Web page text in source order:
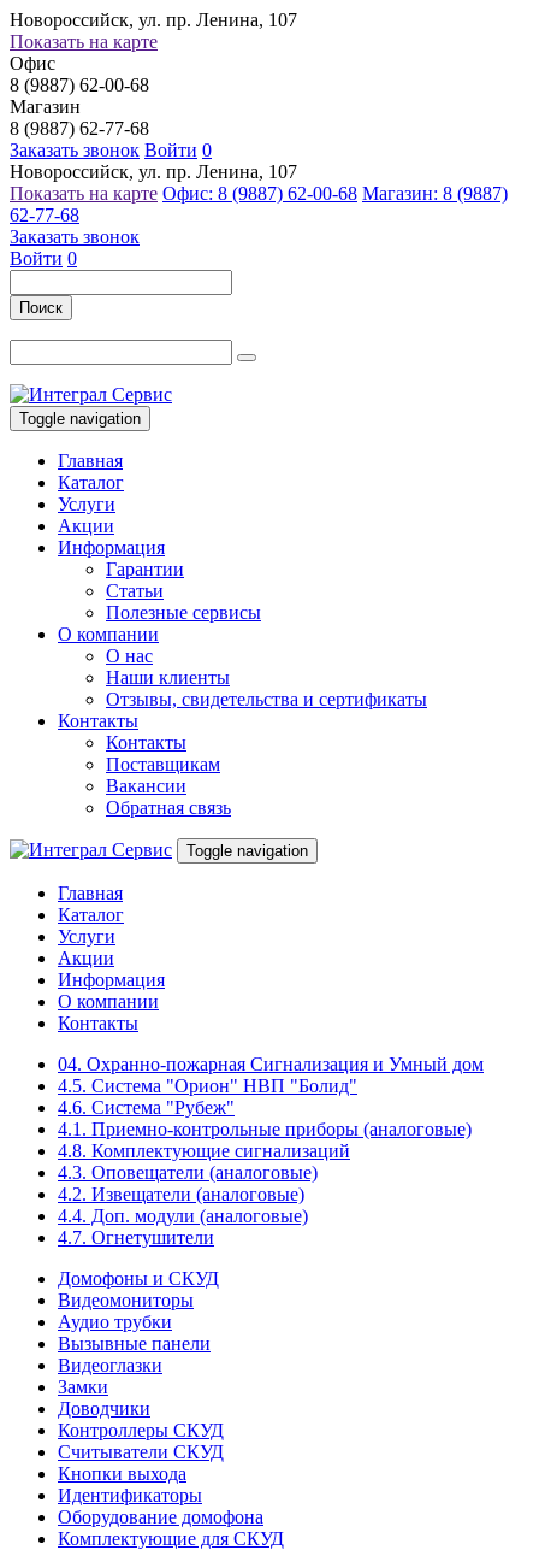
Новороссийск, ул. пр. Ленина, 107
Показать на карте
Офис
8 (9887) 62-00-68
Магазин
8 (9887) 62-77-68
Заказать звонок Войти 0
Новороссийск, ул. пр. Ленина, 107
Показать на карте Офис: 8 (9887) 62-00-68 Магазин: 8 (9887)
62-77-68
Заказать звонок
Войти 0
Поиск
Toggle navigation
Главная
Каталог
Услуги
Акции
Информация
Гарантии
Статьи
Полезные сервисы
О компании
О нас
Наши клиенты
Отзывы, свидетельства и сертификаты
Контакты
Контакты
Поставщикам
Вакансии
Обратная связь
Toggle navigation
Главная
Каталог
Услуги
Акции
Информация
О компании
Контакты
04. Охранно-пожарная Сигнализация и Умный дом
4.5. Система "Орион" НВП "Болид"
4.6. Система "Рубеж"
4.1. Приемно-контрольные приборы (аналоговые)
4.8. Комплектующие сигнализаций
4.3. Оповещатели (аналоговые)
4.2. Извещатели (аналоговые)
4.4. Доп. модули (аналоговые)
4.7. Огнетушители
Домофоны и СКУД
Видеомониторы
Аудио трубки
Вызывные панели
Видеоглазки
Замки
Доводчики
Контроллеры СКУД
Считыватели СКУД
Кнопки выхода
Идентификаторы
Оборудование домофона
Комплектующие для СКУД